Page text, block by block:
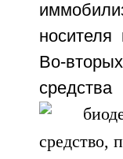
Во-